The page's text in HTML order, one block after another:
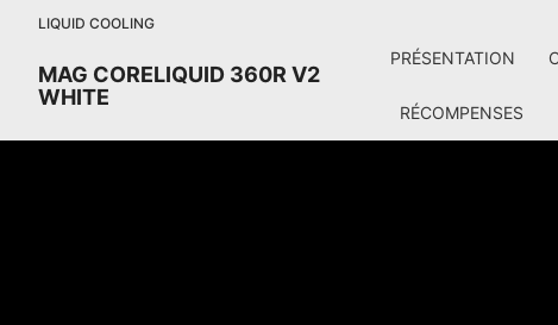
LIQUID COOLING
MAG CORELIQUID 360R V2
WHITE
PRÉSENTATION
RÉCOMPENSES